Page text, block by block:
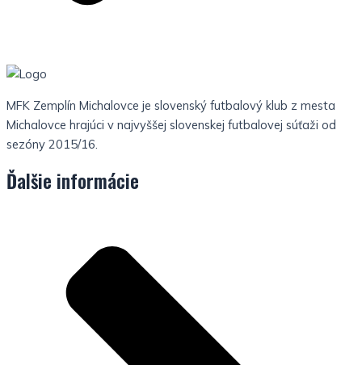
MFK Zemplín Michalovce je slovenský futbalový klub z mesta
Michalovce hrajúci v najvyššej slovenskej futbalovej súťaži od
sezóny 2015/16.
Ďalšie informácie